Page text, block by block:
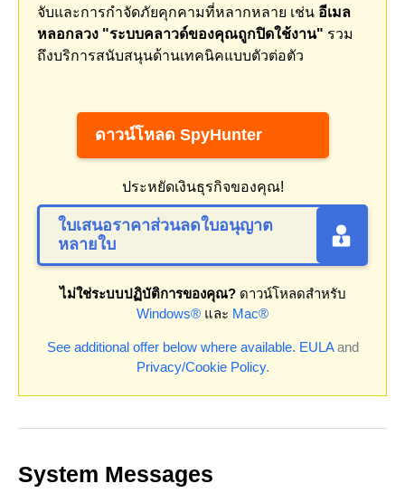
จับและการกำจัดภัยคุกคามที่หลากหลาย เช่น อีเมล
หลอกลวง "ระบบคลาวด์ของคุณถูกปิดใช้งาน" รวม
ถึงบริการสนับสนุนด้านเทคนิคแบบตัวต่อตัว
ดาวน์โหลด SpyHunter
ประหยัดเงินธุรกิจของคุณ!
ใบเสนอราคาส่วนลดใบอนุญาต
หลายใบ
ไม่ใช่ระบบปฏิบัติการของคุณ?ดาวน์โหลดสำหรับ
Windows® และ Mac®
See additional offer below where available. EULAand
Privacy/Cookie Policy.
System Messages